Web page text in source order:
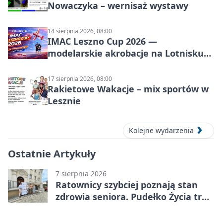
Nowaczyka – wernisaż wystawy
14 sierpnia 2026, 08:00
IMAC Leszno Cup 2026 —
modelarskie akrobacje na Lotnisku
17 sierpnia 2026, 08:00
Rakietowe Wakacje – mix sportów w
Lesznie
Kolejne wydarzenia
Ostatnie Artykuły
7 sierpnia 2026
Ratownicy szybciej poznają stan
zdrowia seniora. Pudełko Życia trafi